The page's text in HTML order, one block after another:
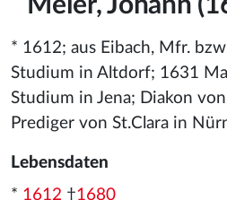
Meier, Johann
* 1612; aus Eibach, Mfr.
Studium in Altdorf; 1631
Studium in Jena; Diakon
Prediger von St.Clara in
Lebensdaten
* 1612 †1680